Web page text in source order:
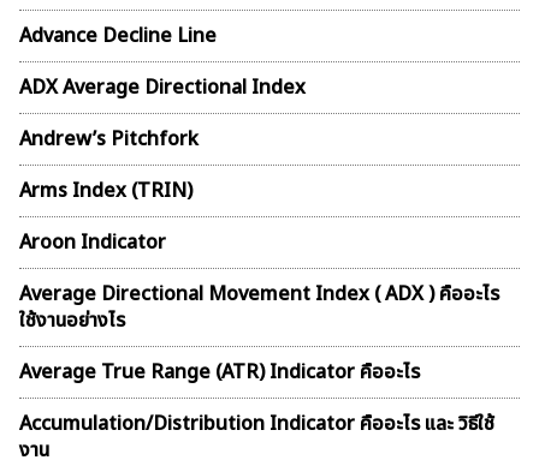
ค้นหา
Advance Decline Line
ADX Average Directional Index
Andrew’s Pitchfork
Arms Index (TRIN)
Aroon Indicator
Average Directional Movement Index ( ADX ) คืออะไร
ใช้งานอย่างไร
Average True Range (ATR) Indicator คืออะไร
Accumulation/Distribution Indicator คืออะไร และ วิธีใช้
งาน